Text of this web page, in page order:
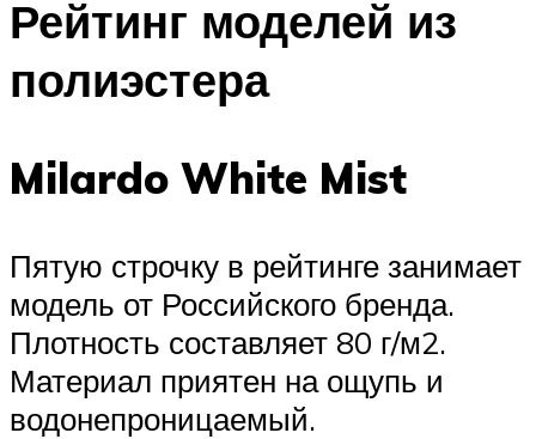
Рейтинг моделей из
полиэстера
Milardo White Mist
Пятую строчку в рейтинге занимает
модель от Российского бренда.
Плотность составляет 80 г/м2.
Материал приятен на ощупь и
водонепроницаемый.